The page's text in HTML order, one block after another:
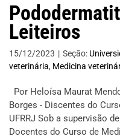
Leiteiros
15/12/2023 | Seção:
veterinária, Medicina
Por Heloísa Maurat
Borges - Discentes do
UFRRJ Sob a supervisão
Docentes do Curso de